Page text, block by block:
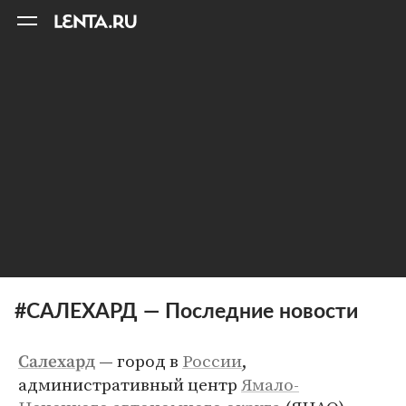
#САЛЕХАРД — Последние новости
Салехард — город в России,
административный центрЯмало-